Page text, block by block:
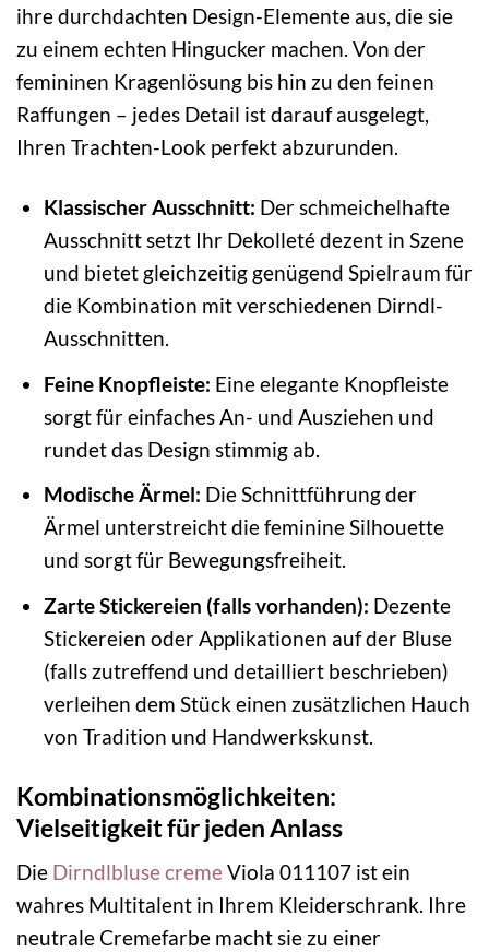
ihre durchdachten Design-Elemente aus, die sie
zu einem echten Hingucker machen. Von der
femininen Kragenlösung bis hin zu den feinen
Raffungen – jedes Detail ist darauf ausgelegt,
Ihren Trachten-Look perfekt abzurunden.
Klassischer Ausschnitt: Der schmeichelhafte
Ausschnitt setzt Ihr Dekolleté dezent in Szene
und bietet gleichzeitig genügend Spielraum für
die Kombination mit verschiedenen Dirndl-
Ausschnitten.
Feine Knopfleiste: Eine elegante Knopfleiste
sorgt für einfaches An- und Ausziehen und
rundet das Design stimmig ab.
Modische Ärmel: Die Schnittführung der
Ärmel unterstreicht die feminine Silhouette
und sorgt für Bewegungsfreiheit.
Zarte Stickereien (falls vorhanden): Dezente
Stickereien oder Applikationen auf der Bluse
(falls zutreffend und detailliert beschrieben)
verleihen dem Stück einen zusätzlichen Hauch
von Tradition und Handwerkskunst.
Kombinationsmöglichkeiten:
Vielseitigkeit für jeden Anlass
Die Dirndlbluse cremeViola 011107 ist ein
wahres Multitalent in Ihrem Kleiderschrank. Ihre
neutrale Cremefarbe macht sie zu einer